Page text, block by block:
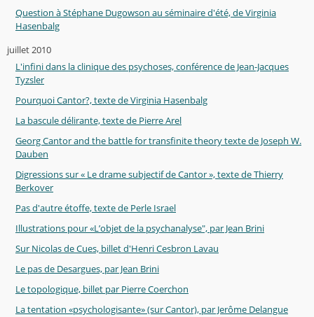
Question à Stéphane Dugowson au séminaire d'été, de Virginia
Hasenbalg
juillet 2010
L'infini dans la clinique des psychoses, conférence de Jean-Jacques
Tyzsler
Pourquoi Cantor?, texte de Virginia Hasenbalg
La bascule délirante, texte de Pierre Arel
Georg Cantor and the battle for transfinite theory texte de Joseph W.
Dauben
Digressions sur « Le drame subjectif de Cantor », texte de Thierry
Berkover
Pas d'autre étoffe, texte de Perle Israel
Illustrations pour «L’objet de la psychanalyse", par Jean Brini
Sur Nicolas de Cues, billet d'Henri Cesbron Lavau
Le pas de Desargues, par Jean Brini
Le topologique, billet par Pierre Coerchon
La tentation «psychologisante» (sur Cantor), par Jerôme Delangue